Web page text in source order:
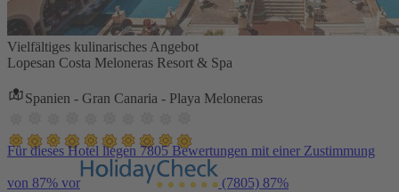
Vielfältiges kulinarisches Angebot
Lopesan Costa Meloneras Resort & Spa
Spanien - Gran Canaria - Playa Meloneras
Für dieses Hotel liegen 7805 Bewertungen mit einer Zustimmung
von 87% vor (7805) 87%